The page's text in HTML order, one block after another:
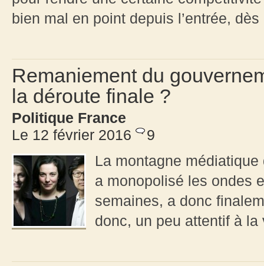
bien mal en point depuis l’entrée,
Remaniement du
la déroute finale ?
Politique France
Le 12 février 2016
9
La montagne
a monopolisé les ondes
semaines, a donc
donc, un peu attentif à